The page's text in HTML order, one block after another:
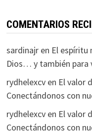
COMENTARIOS
sardinajren El espíritu
Dios… y también para
rydhelexcven El valor
Conectándonos con
rydhelexcven El valor
Conectándonos con